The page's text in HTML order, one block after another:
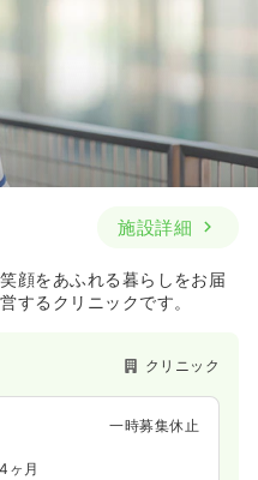
施設詳細
顔をあふれる暮らしをお届
するクリニックです。
クリニック
一時募集休止
ヶ月